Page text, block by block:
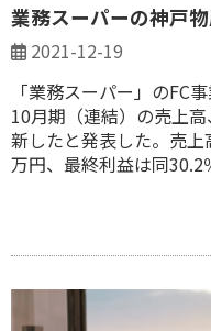
業務スーパーの神戸
2021-12-19
「業務スーパー」のFC
10月期（連結）の売上
新したと発表した。売
万円、最終利益は同30.2